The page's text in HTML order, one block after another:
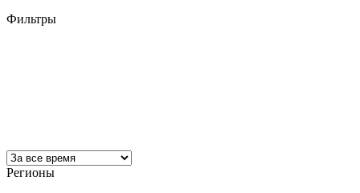
Фильтры
Регионы